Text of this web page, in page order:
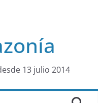
13 julio 2014